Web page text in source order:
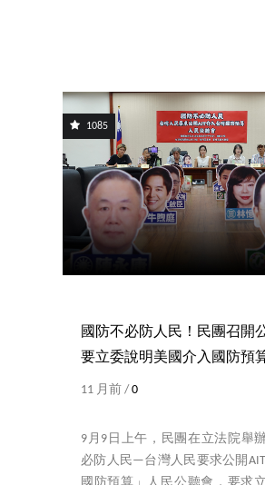
1085
國防不必防人民！民團召開
要立委說明美國介入國防預
11 月前 / 0
9月9日上午，民團在立法院舉
必防人民—台灣人民要求公開